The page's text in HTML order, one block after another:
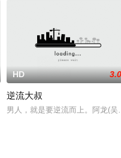
。沿
带着一种悲伤的情绪，独自出门
采在维亚·卡罗·艾尔波特酒店
HD 3.0
逆流大叔
男人，就是要逆流而上。阿龙(